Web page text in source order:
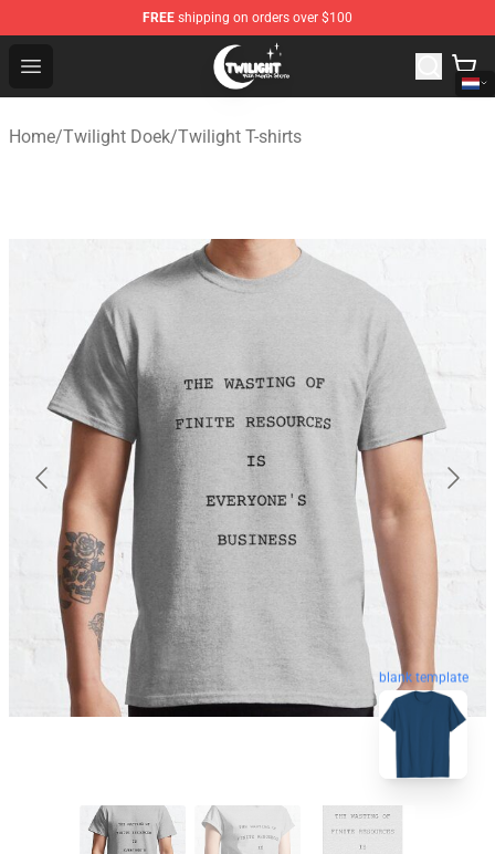
FREE shipping on orders over $100
Open menu
Twilight Store - Official Twilight Merchandise Shop
Home/Twilight Doek/Twilight T-shirts
blank template